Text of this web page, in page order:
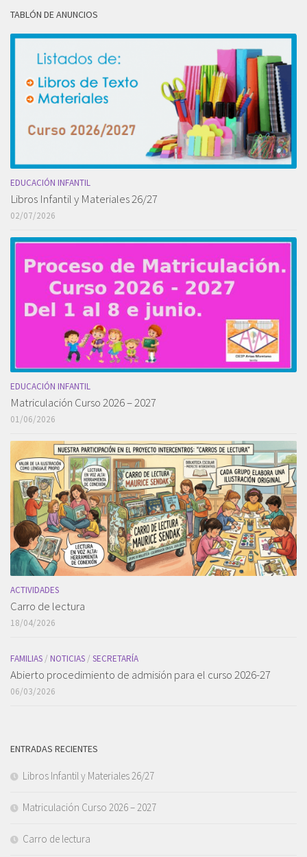
TABLÓN DE ANUNCIOS
EDUCACIÓN INFANTIL
Libros Infantil y Materiales 26/27
02/07/2026
EDUCACIÓN INFANTIL
Matriculación Curso 2026 – 2027
01/06/2026
ACTIVIDADES
Carro de lectura
18/04/2026
FAMILIAS / NOTICIAS / SECRETARÍA
Abierto procedimiento de admisión para el curso 2026-27
06/03/2026
ENTRADAS RECIENTES
Libros Infantil y Materiales 26/27
Matriculación Curso 2026 – 2027
Carro de lectura